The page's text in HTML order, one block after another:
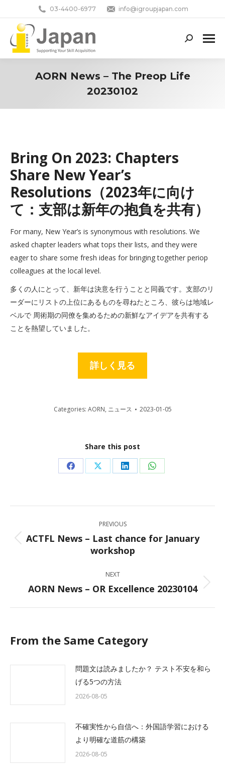
03-4400-6977 info@igroupjapan.com
Search:
AORN News – The Preop Life
20230102
Bring On 2023: Chapters
Share New Year’s
Resolutions（2023年に向け
て：支部は新年の抱負を共有）
For many, New Year’s is synonymous with resolutions. We
asked chapter leaders what tops their lists, and they were
eager to share some fresh ideas for bringing together periop
colleagues at the local level.
多くの人にとって、新年は決意を行うことと同義です。支部のリ
ーダーにリストの上位にあるものを尋ねたところ、彼らは地域レ
ベルで 周術期の同僚を集めるための新鮮なアイデアを共有する
ことを熱望していました。
詳しく見る
Categories: AORN, ニュース 2023-01-05
Share this post
Share
Facebook
Share
X
Share
LinkedIn
Share
WhatsApp
navigation
PREVIOUS
Previous
post:
ACTFL News – Last chance for January
workshop
NEXT
Next
AORN News – OR Excellence 20230104
From the Same Category
問題文は読みましたか？ テスト不安を和ら
げる5つの方法
2026-08-05
不確実性から自信へ：外国語学習における
より明確な道筋の構築
2026-08-05